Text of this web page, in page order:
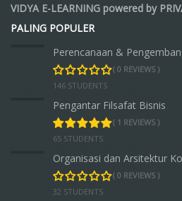
VIDYA E-LEARNING powered by
PALING POPULER
Perencanaan &
( 0 REVIEWS )
146 STUDENTS
Pengantar Filsafat Bisnis
( 1 REVIEWS )
65 STUDENTS
Organisasi dan Arsitektur
( 0 REVIEWS )
32 STUDENTS